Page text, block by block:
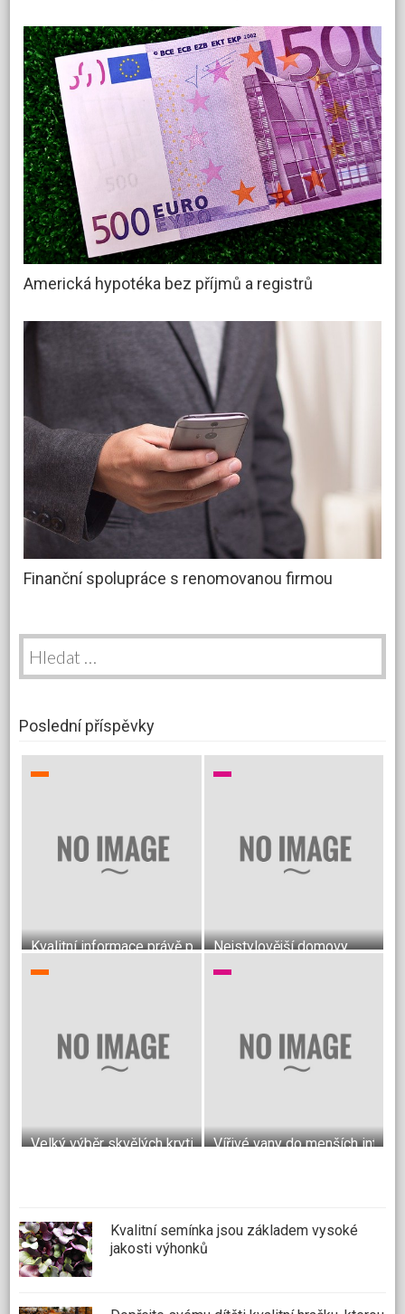
Americká hypotéka bez příjmů a registrů
Finanční spolupráce s renomovanou firmou
Vyhledávání
Poslední příspěvky
Kvalitní informace právě pro vásNejstylovější domovy
Velký výběr skvělých krytin do bytuVířivé vany do menších
Kvalitní semínka jsou základem vysoké
jakosti výhonků